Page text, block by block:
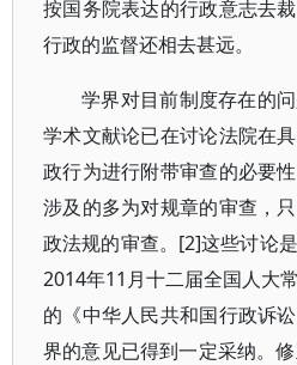
按国务院表达的行政意志去
行政的监督还相去甚远。
学界对目前制度存在的
学术文献论已在讨论法院在
政行为进行附带审查的必要
涉及的多为对规章的审查，
政法规的审查。[2]这些讨论
2014年11月十二届全国人大
的《中华人民共和国行政诉
界的意见已得到一定采纳。